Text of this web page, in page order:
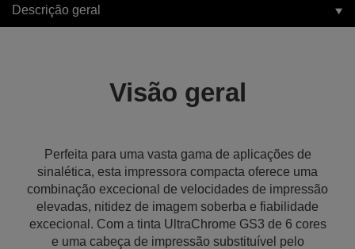
Descrição geral
Visão geral
Perfeita para uma vasta gama de aplicações de
sinalética, esta impressora compacta oferece uma
combinação excecional de velocidades de impressão
elevadas, nitidez de imagem soberba e fiabilidade
excecional. Com a tinta UltraChrome GS3 de 6 cores
e uma cabeça de impressão substituível pelo